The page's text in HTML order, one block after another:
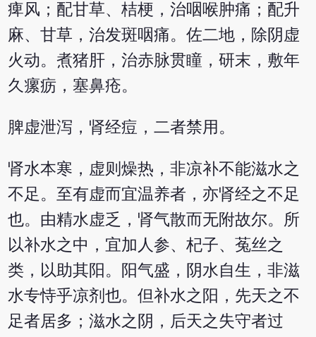
痺风；配甘草、桔梗，治咽喉肿痛；配升
麻、甘草，治发斑咽痛。佐二地，除阴虚
火动。煮猪肝，治赤脉贯瞳，研末，敷年
久瘰疬，塞鼻疮。
脾虚泄泻，肾经痘，二者禁用。
肾水本寒，虚则燥热，非凉补不能滋水之
不足。至有虚而宜温养者，亦肾经之不足
也。由精水虚乏，肾气散而无附故尔。所
以补水之中，宜加人参、杞子、菟丝之
类，以助其阳。阳气盛，阴水自生，非滋
水专恃乎凉剂也。但补水之阳，先天之不
足者居多；滋水之阴，后天之失守者过